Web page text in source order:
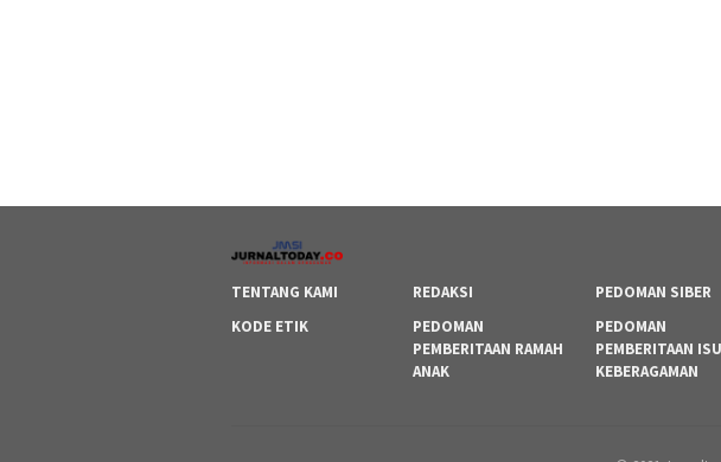
TENTANG KAMI REDAKSI
PEDOMAN SIBER
KODE ETIK
PEDOMAN
PEMBERITAAN RAMAH
ANAK
PEDOMAN
PEMBERITAAN ISU
KEBERAGAMAN